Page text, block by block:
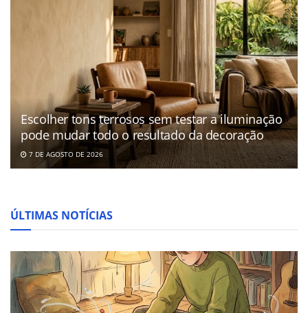
Escolher tons terrosos sem testar a iluminação
pode mudar todo o resultado da decoração
7 DE AGOSTO DE 2026
ÚLTIMAS NOTÍCIAS